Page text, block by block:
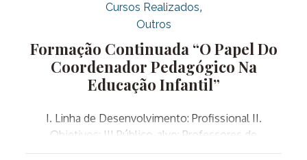
Cursos Realizados
Outros
Formação Continuada “O Papel Do
Coordenador Pedagógico Na
Educação Infantil”
I. Linha de Desenvolvimento: Profissional II.
Objetivos: III.Público-alvo: Professores de